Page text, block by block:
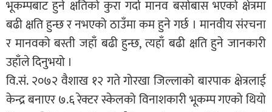
भूकम्पबाट हुने क्षतिको कुरा गर्दा मानव बसोबास भएको क्षेत्रमा
बढी क्षति हुन्छ र नभएको ठाउँमा कम हुने गर्छ । मानवीय संरचना
र मानवको बस्ती जहाँ बढी हुन्छ, त्यहाँ बढी क्षति हुने जानकारी
उहाँले दिनुभयो ।
वि.सं. २०७२ वैशाख १२ गते गोरखा जिल्लाको बारपाक क्षेत्रलाई
केन्द्र बनाएर ७.६ रेक्टर स्केलको विनाशकारी भूकम्प गएको थियो